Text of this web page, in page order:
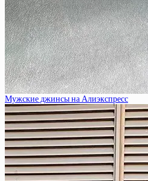
Мужские джинсы на Алиэкспресс